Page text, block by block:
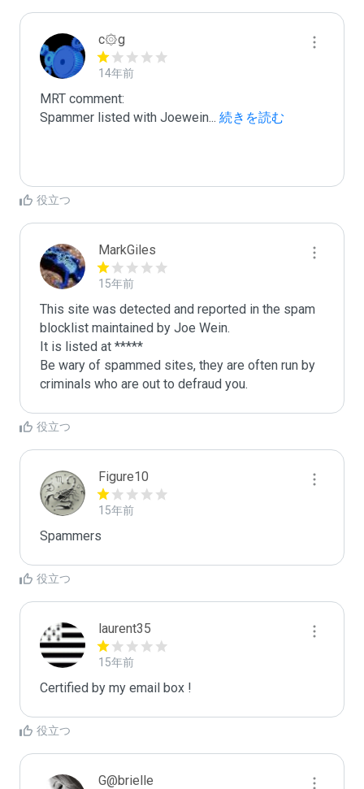
c۞g
14年前
MRT comment:
Spammer listed with Joewein ... 続きを読む
役立つ
MarkGiles
15年前
This site was detected and reported in the spam
blocklist maintained by Joe Wein.
It is listed at *****
Be wary of spammed sites, they are often run by
criminals who are out to defraud you.
役立つ
Figure10
15年前
Spammers
役立つ
laurent35
15年前
Certified by my email box !
役立つ
G@brielle